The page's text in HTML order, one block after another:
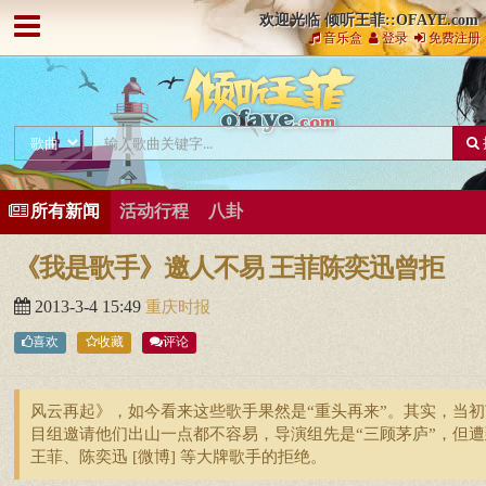
欢迎光临 倾听王菲::OFAYE.com
音乐盒 登录 免费注册
所有新闻 活动行程 八卦
《我是歌手》邀人不易 王菲陈奕迅曾拒
2013-3-4 15:49 重庆时报
喜欢 收藏 评论
风云再起》，如今看来这些歌手果然是“重头再来”。其实，当
目组邀请他们出山一点都不容易，导演组先是“三顾茅庐”，但
王菲、陈奕迅 [微博] 等大牌歌手的拒绝。